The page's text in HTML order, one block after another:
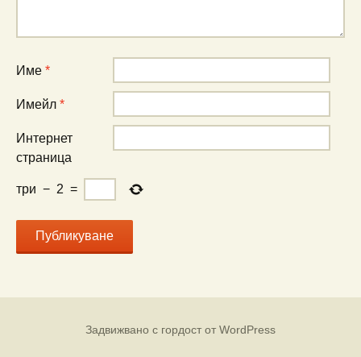
Име *
Имейл *
Интернет
страница
три − 2 =
Задвижвано с гордост от WordPress